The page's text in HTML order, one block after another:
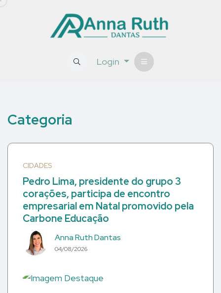
Login
Categoria
CIDADES
Pedro Lima, presidente do grupo 3
corações, participa de encontro
empresarial em Natal promovido pela
Carbone Educação
Anna Ruth Dantas
04/08/2026